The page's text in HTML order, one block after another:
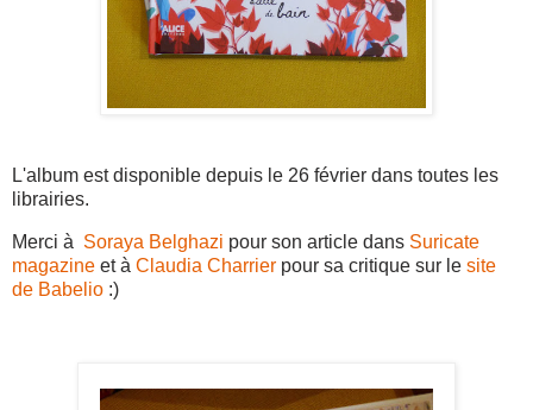
L'album est disponible depuis le 26 février dans toutes les
librairies.
Merci à Soraya Belghazi pour son article dans Suricate
magazine et à Claudia Charrier pour sa critique sur le site
de Babelio :)